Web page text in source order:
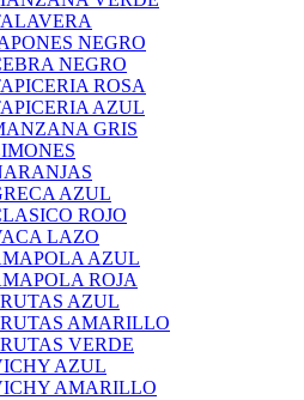
NEGRO
NEGRO
ROSA
AZUL
GRIS
AZUL
ROJO
LAZO
AZUL
ROJA
AZUL
AMARILLO
VERDE
AZUL
AMARILLO